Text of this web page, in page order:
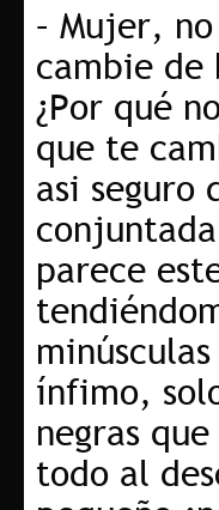
– Mujer,
cambie de
¿Por qué
que te
asi seguro
parece
ínfimo,
negras
todo al